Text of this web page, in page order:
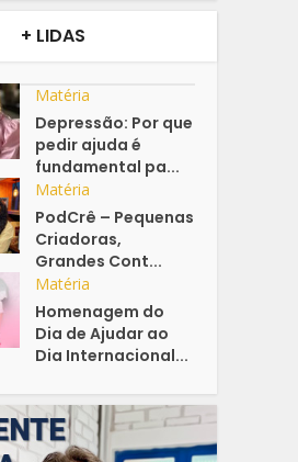
+ LIDAS
Matéria
Depressão: Por que
pedir ajuda é
fundamental pa...
Matéria
PodCrê – Pequenas
Criadoras,
Grandes Cont...
Matéria
Homenagem do
Dia de Ajudar ao
Dia Internacional...